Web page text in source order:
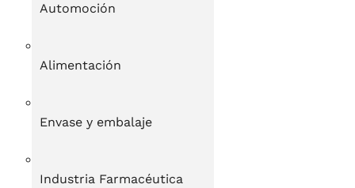
Automoción
Alimentación
Envase y embalaje
Industria Farmacéutica